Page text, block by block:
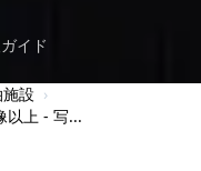
イド
設 ›
以上 - 写...